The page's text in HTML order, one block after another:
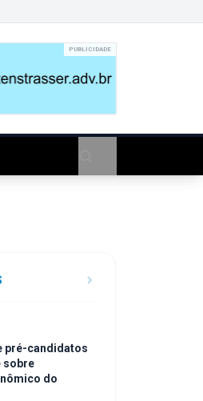
PUBLICIDADE
pré-candidatos
sobre
do